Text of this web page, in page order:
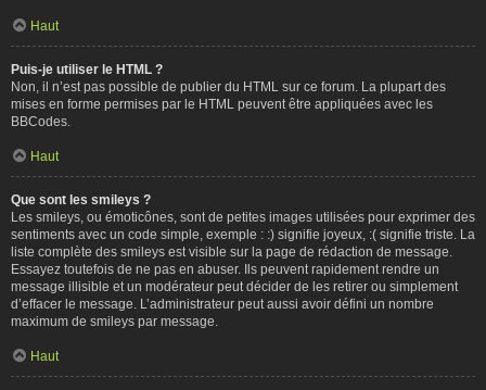
Haut
Puis-je utiliser le HTML ?
Non, il n’est pas possible de publier du HTML sur ce forum. La plupart des
mises en forme permises par le HTML peuvent être appliquées avec les
BBCodes.
Haut
Que sont les smileys ?
Les smileys, ou émoticônes, sont de petites images utilisées pour exprimer des
sentiments avec un code simple, exemple : :) signifie joyeux, :( signifie triste. La
liste complète des smileys est visible sur la page de rédaction de message.
Essayez toutefois de ne pas en abuser. Ils peuvent rapidement rendre un
message illisible et un modérateur peut décider de les retirer ou simplement
d’effacer le message. L’administrateur peut aussi avoir défini un nombre
maximum de smileys par message.
Haut